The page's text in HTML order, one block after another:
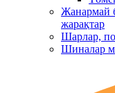
Жанармай
жарақтар
Шарлар,
Шиналар